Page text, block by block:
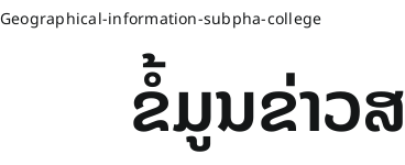
Geographical-information-subpha-college
ຂໍ້ມູນຂ່າວ